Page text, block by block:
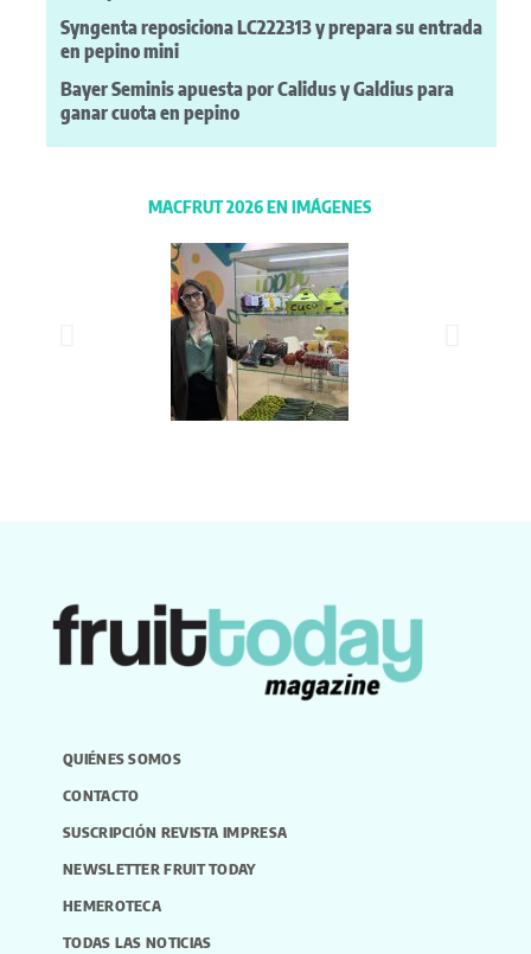
Syngenta reposiciona LC222313 y prepara su entrada
en pepino mini
Bayer Seminis apuesta por Calidus y Galdius para
ganar cuota en pepino
MACFRUT 2026 EN IMÁGENES
QUIÉNES SOMOS
CONTACTO
SUSCRIPCIÓN REVISTA IMPRESA
NEWSLETTER FRUIT TODAY
HEMEROTECA
TODAS LAS NOTICIAS